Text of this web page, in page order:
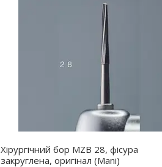
Хірургічний бор MZB 28, фісура
закруглена, оригінал (Mani)